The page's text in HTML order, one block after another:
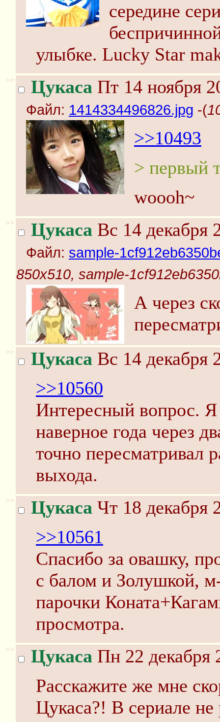
середине
улыбке. Lucky Star
>> Цукаса Пт 14 ноября
Файл: 1414334496826.jpg -(
>>10493
> первый
woooh~
>> Цукаса Вс 14 декабря
Файл: sample-
850x510, sample-
А через
>> Цукаса Вс 14 декабря
>>10560
Интересный вопрос. Я
наверное года через
точно пересматривал
выхода.
>> Цукаса Чт 18 декабря
>>10561
Спасибо за овашку,
с балом и Золушкой,
парочки
просмотра.
>> Цукаса Пн 22 декабря
Расскажите же мне
Цукаса?! В сериале